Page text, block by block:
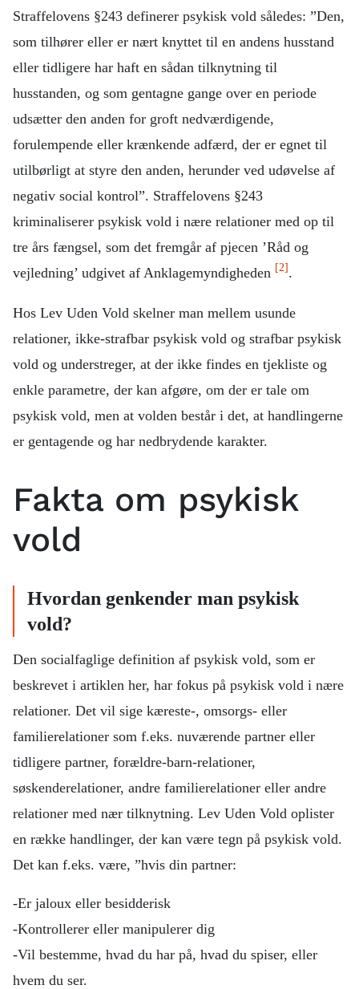
Straffelovens §243 definerer psykisk vold således: ”Den,
som tilhører eller er nært knyttet til en andens husstand
eller tidligere har haft en sådan tilknytning til
husstanden, og som gentagne gange over en periode
udsætter den anden for groft nedværdigende,
forulempende eller krænkende adfærd, der er egnet til
utilbørligt at styre den anden, herunder ved udøvelse af
negativ social kontrol”. Straffelovens §243
kriminaliserer psykisk vold i nære relationer med op til
tre års fængsel, som det fremgår af pjecen ’Råd og
vejledning’ udgivet af Anklagemyndigheden [2] .
Hos Lev Uden Vold skelner man mellem usunde
relationer, ikke-strafbar psykisk vold og strafbar psykisk
vold og understreger, at der ikke findes en tjekliste og
enkle parametre, der kan afgøre, om der er tale om
psykisk vold, men at volden består i det, at handlingerne
er gentagende og har nedbrydende karakter.
Fakta om psykisk
vold
Hvordan genkender man psykisk
vold?
Den socialfaglige definition af psykisk vold, som er
beskrevet i artiklen her, har fokus på psykisk vold i nære
relationer. Det vil sige kæreste-, omsorgs- eller
familierelationer som f.eks. nuværende partner eller
tidligere partner, forældre-barn-relationer,
søskenderelationer, andre familierelationer eller andre
relationer med nær tilknytning. Lev Uden Vold oplister
en række handlinger, der kan være tegn på psykisk vold.
Det kan f.eks. være, ”hvis din partner:
-Er jaloux eller besidderisk
-Kontrollerer eller manipulerer dig
-Vil bestemme, hvad du har på, hvad du spiser, eller
hvem du ser.